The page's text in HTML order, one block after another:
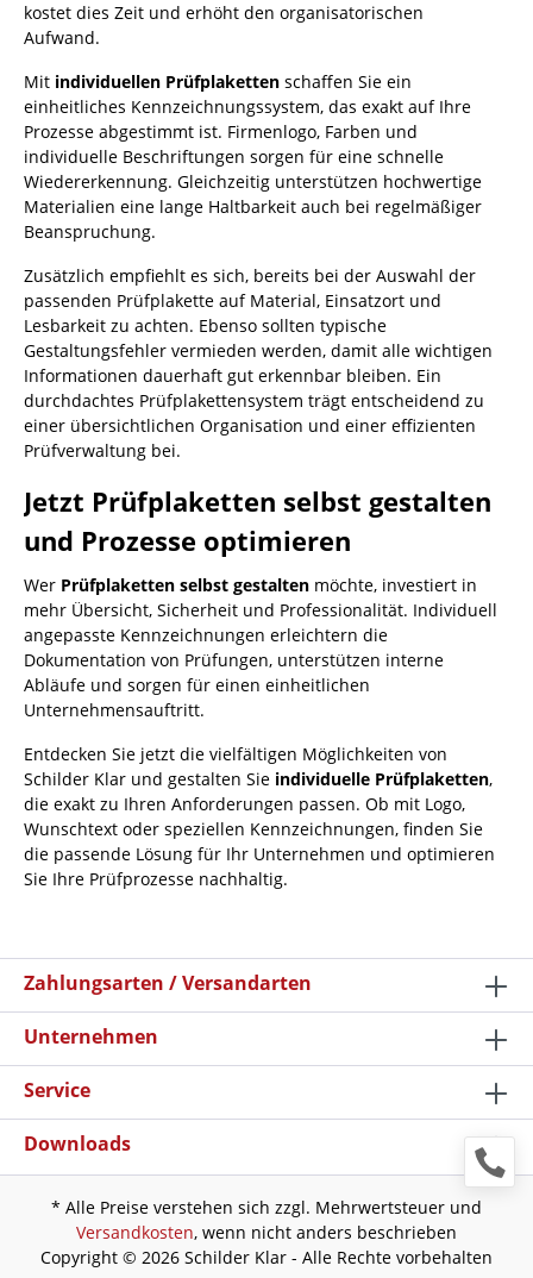
kostet dies Zeit und erhöht den organisatorischen
Aufwand.
Mit individuellen Prüfplaketten schaffen Sie ein
einheitliches Kennzeichnungssystem, das exakt auf Ihre
Prozesse abgestimmt ist. Firmenlogo, Farben und
individuelle Beschriftungen sorgen für eine schnelle
Wiedererkennung. Gleichzeitig unterstützen hochwertige
Materialien eine lange Haltbarkeit auch bei regelmäßiger
Beanspruchung.
Zusätzlich empfiehlt es sich, bereits bei der Auswahl der
passenden Prüfplakette auf Material, Einsatzort und
Lesbarkeit zu achten. Ebenso sollten typische
Gestaltungsfehler vermieden werden, damit alle wichtigen
Informationen dauerhaft gut erkennbar bleiben. Ein
durchdachtes Prüfplakettensystem trägt entscheidend zu
einer übersichtlichen Organisation und einer effizienten
Prüfverwaltung bei.
Jetzt Prüfplaketten selbst gestalten
und Prozesse optimieren
Wer Prüfplaketten selbst gestalten möchte, investiert in
mehr Übersicht, Sicherheit und Professionalität. Individuell
angepasste Kennzeichnungen erleichtern die
Dokumentation von Prüfungen, unterstützen interne
Abläufe und sorgen für einen einheitlichen
Unternehmensauftritt.
Entdecken Sie jetzt die vielfältigen Möglichkeiten von
Schilder Klar und gestalten Sie individuelle Prüfplaketten,
die exakt zu Ihren Anforderungen passen. Ob mit Logo,
Wunschtext oder speziellen Kennzeichnungen, finden Sie
die passende Lösung für Ihr Unternehmen und optimieren
Sie Ihre Prüfprozesse nachhaltig.
Zahlungsarten / Versandarten
Unternehmen
Service
Downloads
* Alle Preise verstehen sich zzgl. Mehrwertsteuer und
Versandkosten, wenn nicht anders beschrieben
Copyright © 2026 Schilder Klar - Alle Rechte vorbehalten